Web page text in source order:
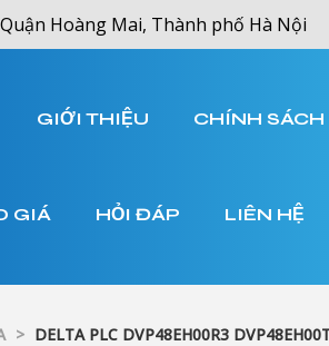
Hoàng Mai, Thành phố Hà Nội
GIỚI THIỆU CHÍNH
GIÁ HỎI ĐÁP LIÊN HỆ
> DELTA PLC DVP48EH00R3